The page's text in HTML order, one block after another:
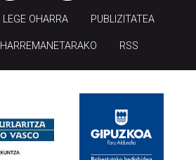
LEGE OHARRA PUBLIZITATEA
HARREMANETARAKO RSS